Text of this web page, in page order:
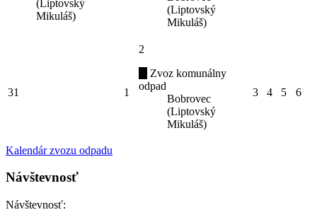
(Liptovský
Mikuláš)
(Liptovský
Mikuláš)
31 1
2
Zvoz komunálny
odpad
Bobrovec
(Liptovský
Mikuláš)
3 4 5 6
Kalendár zvozu odpadu
Návštevnosť
Návštevnosť: